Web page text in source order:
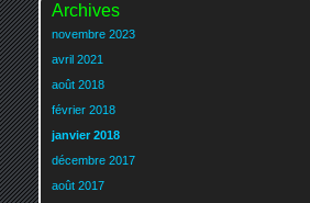
Archives
novembre 2023
avril 2021
août 2018
février 2018
janvier 2018
décembre 2017
août 2017